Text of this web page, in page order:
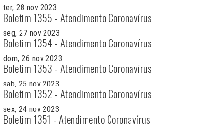
ter, 28 nov 2023
Boletim 1355 - Atendimento Coronavírus
seg, 27 nov 2023
Boletim 1354 - Atendimento Coronavírus
dom, 26 nov 2023
Boletim 1353 - Atendimento Coronavírus
sab, 25 nov 2023
Boletim 1352 - Atendimento Coronavírus
sex, 24 nov 2023
Boletim 1351 - Atendimento Coronavírus